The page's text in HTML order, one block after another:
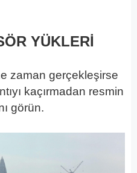
YÜKLERİ
zaman gerçekleşirse
kaçırmadan resmin
görün.